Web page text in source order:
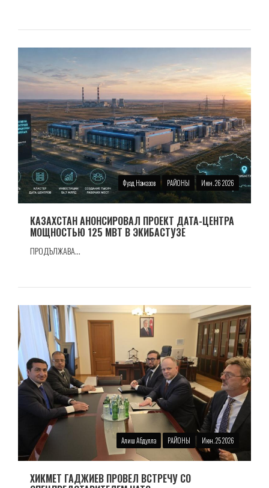
Фуад Намазов РАЙОНЫ Июн. 26 2026
КАЗАХСТАН АНОНСИРОВАЛ ПРОЕКТ ДАТА-ЦЕНТРА
МОЩНОСТЬЮ 125 МВТ В ЭКИБАСТУЗЕ
ПРОДЪЛЖАВА...
Алиш Абдулла РАЙОНЫ Июн. 25 2026
ХИКМЕТ ГАДЖИЕВ ПРОВЕЛ ВСТРЕЧУ СО